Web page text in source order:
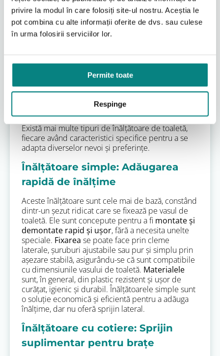
privire la modul în care folosiți site-ul nostru. Aceștia le
pot combina cu alte informații oferite de dvs. sau culese
în urma folosirii serviciilor lor.
Permite toate
Respinge
Această înălțime suplimentară reduce semnificativ
efortul necesar pentru genunchi și șolduri la
așezare și ridicare. Este o soluție ideală pentru
persoanele cu artrită, recuperare după o operație
o forță musculară a membrelor inferioare
diminuată. Înălțătoarele permit continuarea
utilizării toaletei familiale, menținând un mediu
familiar și reducând costurile asociate cu achiziția
unei comode complete.
Există mai multe tipuri de înălțătoare de toaletă,
fiecare având caracteristici specifice pentru a se
adapta diverselor nevoi și preferințe.
Înălțătoare simple: Adăugarea
rapidă de înălțime
Aceste înălțătoare sunt cele mai de bază, constând
dintr-un șezut ridicat care se fixează pe vasul de
toaletă. Ele sunt concepute pentru a fi montate și
demontate rapid și ușor, fără a necesita unelte
speciale. Fixarea se poate face prin cleme
laterale, șuruburi ajustabile sau pur și simplu prin
așezare stabilă, asigurându-se că sunt compatibile
cu dimensiunile vasului de toaletă. Materialele
sunt, în general, din plastic rezistent și ușor de
curățat, igienic și durabil. Înălțătoarele simple sunt
o soluție economică și eficientă pentru a adăuga
înălțime, dar nu oferă sprijin lateral.
Înălțătoare cu cotiere: Sprijin
suplimentar pentru brațe